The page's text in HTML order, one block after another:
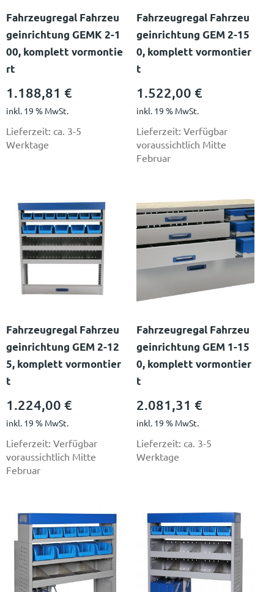
Fahrzeugregal Fahrzeu
geinrichtung GEMK 2-1
00, komplett vormontie
rt
1.188,81 €
inkl. 19 % MwSt.
Lieferzeit: ca. 3-5
Werktage
Fahrzeugregal Fahrzeu
geinrichtung GEM 2-15
0, komplett vormontier
t
1.522,00 €
inkl. 19 % MwSt.
Lieferzeit: Verfügbar
voraussichtlich Mitte
Februar
Fahrzeugregal Fahrzeu
geinrichtung GEM 2-12
5, komplett vormontier
t
1.224,00 €
inkl. 19 % MwSt.
Lieferzeit: Verfügbar
voraussichtlich Mitte
Februar
Fahrzeugregal Fahrzeu
geinrichtung GEM 1-15
0, komplett vormontier
t
2.081,31 €
inkl. 19 % MwSt.
Lieferzeit: ca. 3-5
Werktage